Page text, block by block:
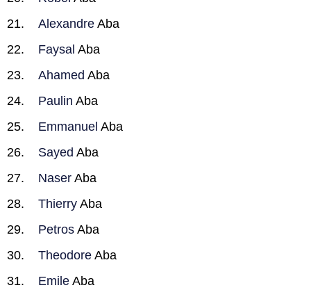
Alexandre Aba
Faysal Aba
Ahamed Aba
Paulin Aba
Emmanuel Aba
Sayed Aba
Naser Aba
Thierry Aba
Petros Aba
Theodore Aba
Emile Aba